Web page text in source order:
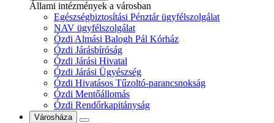
Állami intézmények a városban
Egészségbiztosítási Pénztár ügyfélszolgálat
NAV ügyfélszolgálat
Ózdi Almási Balogh Pál Kórház
Ózdi Járásbíróság
Ózdi Járási Hivatal
Ózdi Járási Ügyészség
Ózdi Hivatásos Tűzoltó-parancsnokság
Ózdi Mentőállomás
Ózdi Rendőrkapitányság
Városháza